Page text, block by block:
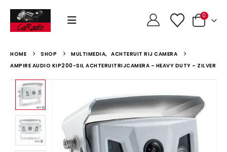
0
HOME SHOP MULTIMEDIA, ACHTERUIT RIJ CAMERA
AMPIRE AUDIO KIP200-SIL ACHTERUITRIJCAMERA – HEAVY DUTY – ZILVER